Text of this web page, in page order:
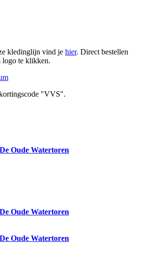
kledinglijn vind je hier. Direct bestellen
logo te klikken.
"VVS".
Oude Watertoren
Oude Watertoren
Oude Watertoren